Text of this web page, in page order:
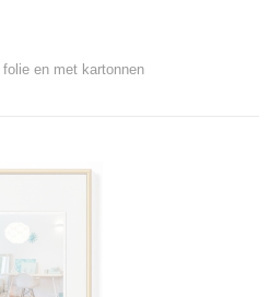
en met kartonnen